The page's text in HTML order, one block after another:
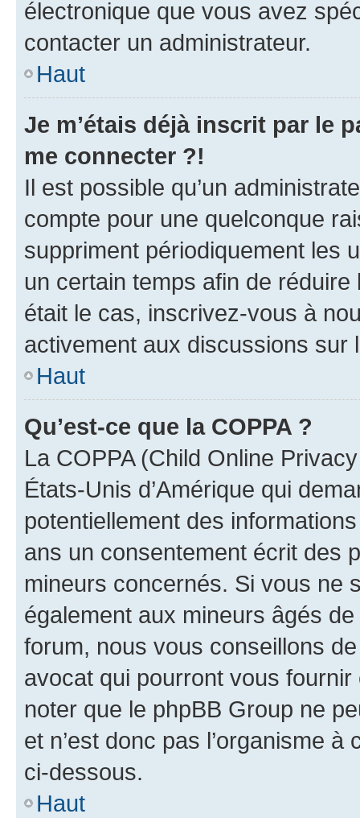
électronique que vous avez
contacter un administrateur.
Haut
Je m’étais déjà inscrit par le
me connecter ?!
Il est possible qu’un
compte pour une quelconque
suppriment périodiquement les
un certain temps afin de
était le cas, inscrivez-vous à
activement aux discussions sur
Haut
Qu’est-ce que la COPPA ?
La COPPA (Child Online
États-Unis d’Amérique qui
potentiellement des
ans un consentement écrit des
mineurs concernés. Si vous ne
également aux mineurs âgés
forum, nous vous conseillons
avocat qui pourront vous
noter que le phpBB Group ne
et n’est donc pas l’organisme
ci-dessous.
Haut